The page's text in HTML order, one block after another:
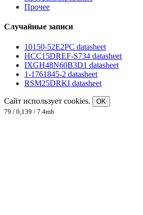
Прочее
Случайные записи
10150-52E2PC datasheet
HCC15DREF-S734 datasheet
IXGH48N60B3D1 datasheet
1-1761845-2 datasheet
RSM25DRKI datasheet
Сайт использует cookies.
OK
79 / 0,139 / 7.4mb